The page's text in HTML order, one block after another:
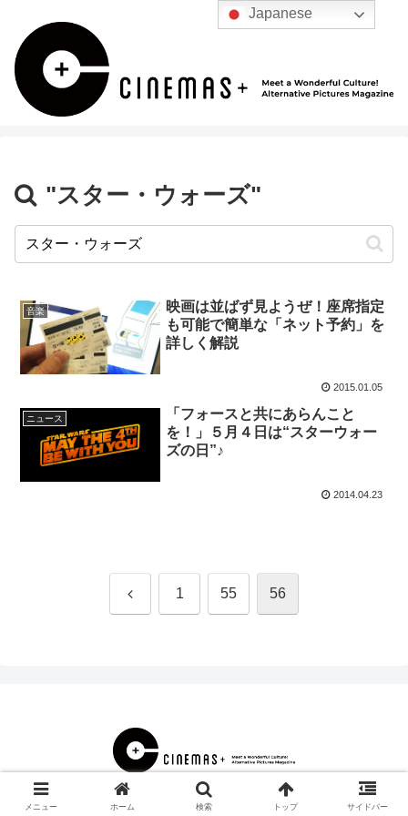
"スター・ウォーズ"
音楽
映画は並ばず見ようぜ！座席指定
も可能で簡単な「ネット予約」を
詳しく解説
2015.01.05
ニュース
「フォースと共にあらんこと
を！」５月４日は“スターウォー
ズの日”♪
2014.04.23
前 1 55 56
© 2000 CINEMAS＋.
メニュー ホーム 検索 トップ サイドバー
Japanese